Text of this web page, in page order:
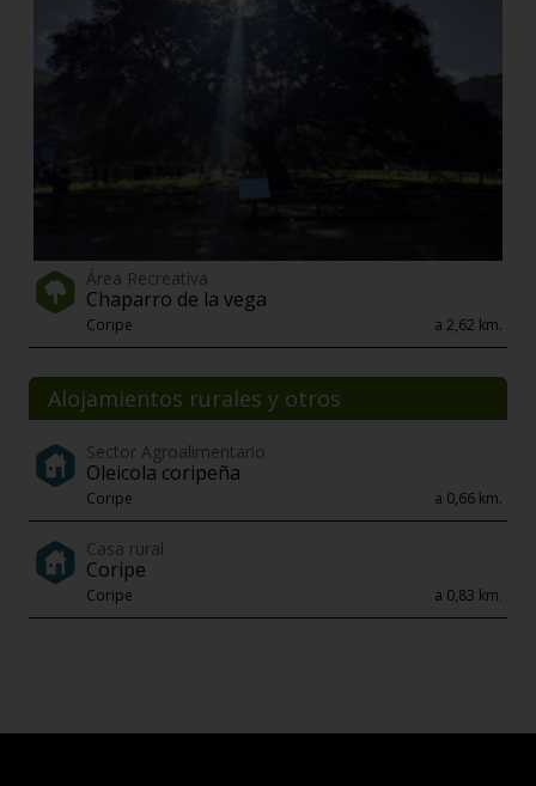
Área Recreativa
Chaparro de la vega
Coripe a 2,62 km.
Alojamientos rurales y otros
Sector Agroalimentario
Oleicola coripeña
Coripe a 0,66 km.
Casa rural
Coripe
Coripe a 0,83 km.